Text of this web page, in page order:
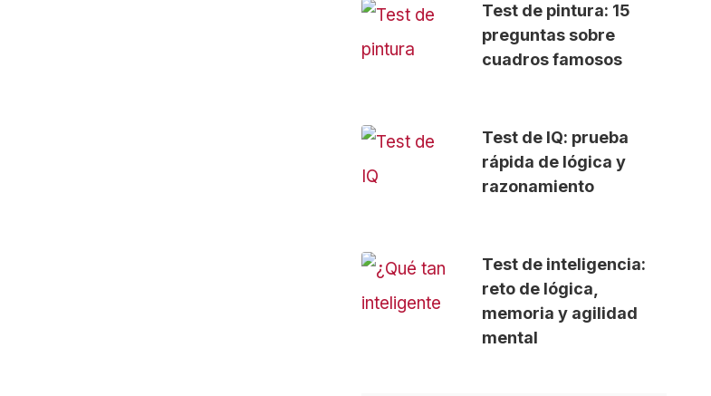
Test de pintura: 15
preguntas sobre
cuadros famosos
Test de IQ: prueba
rápida de lógica y
razonamiento
Test de inteligencia:
reto de lógica,
memoria y agilidad
mental